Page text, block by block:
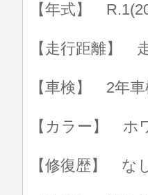
【年式】
【走行距離】
【車検】 2年
【カラー】 ホ
【修復歴】 な